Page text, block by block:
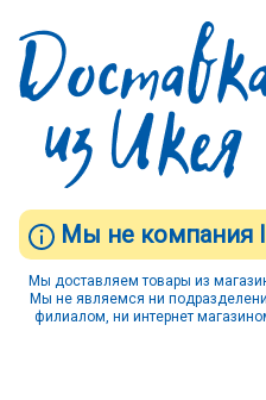
Мы не компания
Мы доставляем товары из
Мы не являемся ни
филиалом, ни интернет